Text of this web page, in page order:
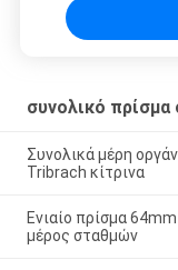
συνολικό
Συνολικά μέρη
Tribrach κίτρινα
Ενιαίο πρίσμα
μέρος σταθμών